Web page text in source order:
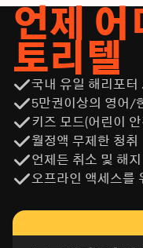
언제 어
토리텔
국내 유일 해리포터
5만권이상의 영어/
키즈 모드(어린이
월정액 무제한 청취
언제든 취소 및 해
오프라인 액세스를